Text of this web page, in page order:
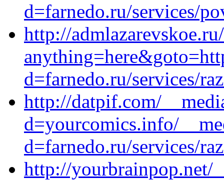
d=farnedo.ru/services/
http://
d=farnedo.ru/services/
http://datpif.com/
d=yourcomics.info/
d=farnedo.ru/services/
http://yourbrainpop.net/